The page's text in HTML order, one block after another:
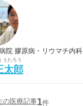
院 膠原病・リウマチ内科
うたろう
太郎
の医療記事1件